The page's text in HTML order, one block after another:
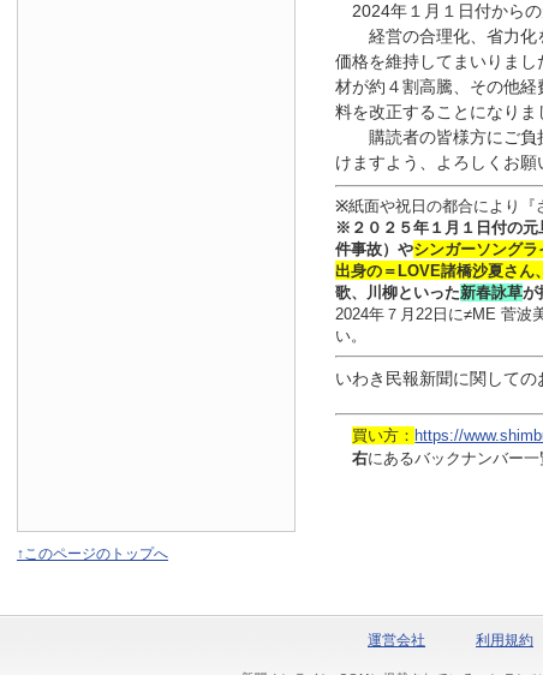
2024年１月１日付から
経営の合理化、省力化
価格を維持してまいりま
材が約４割高騰、その他
料を改正することになりま
購読者の皆様方にご負
けますよう、よろしくお願
※紙面や祝日の都合により『
※ ２０２５年１月 １日 付の元
件事故）やシンガーソングラ
出身の ＝LOVE諸橋沙夏さん
歌、川柳といった新春詠草が
2024年７月22日に≠ME 菅波
い。
いわき民報新聞に関しての
買い方： https://
右にあるバックナンバー
↑このページのトップへ
運営会社 利用規約